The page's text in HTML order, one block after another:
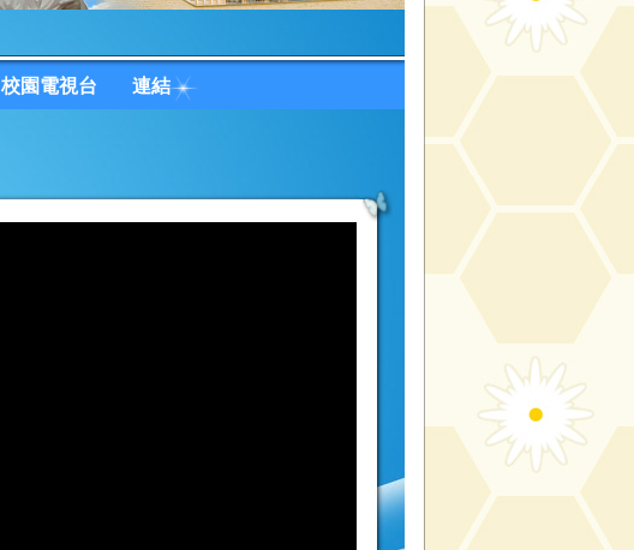
校園電視台 連結